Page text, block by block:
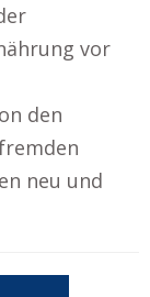
vor
den
neu und